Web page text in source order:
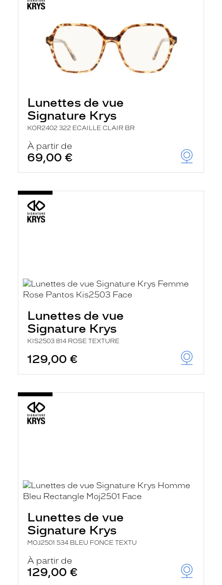
Lunettes de vue
Signature Krys
KOR2402 322 ECAILLE CLAIR BR
À partir de
69,00 €
Lunettes de vue
Signature Krys
KIS2503 814 ROSE TEXTURE
129,00 €
Lunettes de vue
Signature Krys
MOJ2501 534 BLEU FONCE TEXTU
À partir de
129,00 €